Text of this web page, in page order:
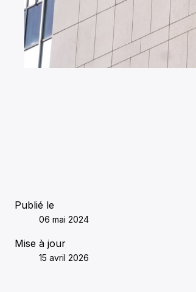
Publié le
06 mai 2024
Mise à jour
15 avril 2026